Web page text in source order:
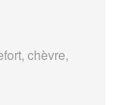
chèvre,